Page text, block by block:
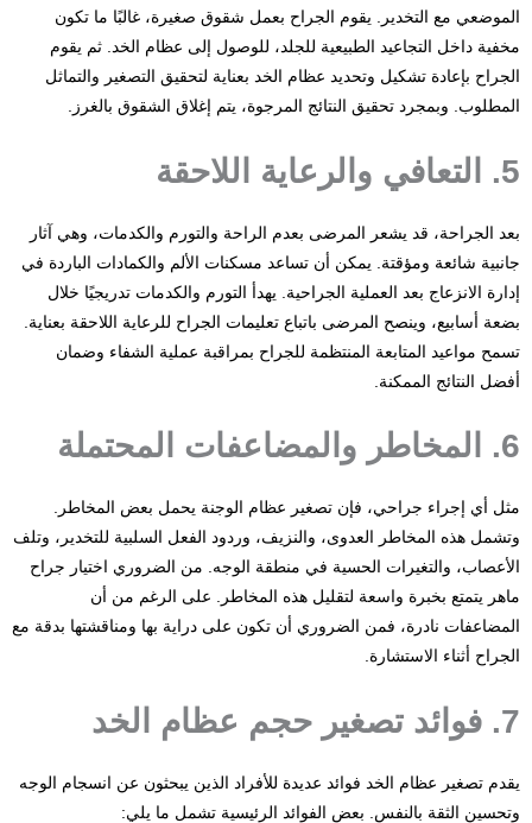
الموضعي مع التخدير. يقوم الجراح بعمل شقوق صغيرة، غالبًا ما تكون
مخفية داخل التجاعيد الطبيعية للجلد، للوصول إلى عظام الخد. ثم يقوم
الجراح بإعادة تشكيل وتحديد عظام الخد بعناية لتحقيق التصغير والتماثل
المطلوب. وبمجرد تحقيق النتائج المرجوة، يتم إغلاق الشقوق بالغرز.
5. التعافي والرعاية اللاحقة
بعد الجراحة، قد يشعر المرضى بعدم الراحة والتورم والكدمات، وهي آثار
جانبية شائعة ومؤقتة. يمكن أن تساعد مسكنات الألم والكمادات الباردة في
إدارة الانزعاج بعد العملية الجراحية. يهدأ التورم والكدمات تدريجيًا خلال
بضعة أسابيع، وينصح المرضى باتباع تعليمات الجراح للرعاية اللاحقة بعناية.
تسمح مواعيد المتابعة المنتظمة للجراح بمراقبة عملية الشفاء وضمان
أفضل النتائج الممكنة.
6. المخاطر والمضاعفات المحتملة
مثل أي إجراء جراحي، فإن تصغير عظام الوجنة يحمل بعض المخاطر.
وتشمل هذه المخاطر العدوى، والنزيف، وردود الفعل السلبية للتخدير، وتلف
الأعصاب، والتغيرات الحسية في منطقة الوجه. من الضروري اختيار جراح
ماهر يتمتع بخبرة واسعة لتقليل هذه المخاطر. على الرغم من أن
المضاعفات نادرة، فمن الضروري أن تكون على دراية بها ومناقشتها بدقة مع
الجراح أثناء الاستشارة.
7. فوائد تصغير حجم عظام الخد
يقدم تصغير عظام الخد فوائد عديدة للأفراد الذين يبحثون عن انسجام الوجه
وتحسين الثقة بالنفس. بعض الفوائد الرئيسية تشمل ما يلي: